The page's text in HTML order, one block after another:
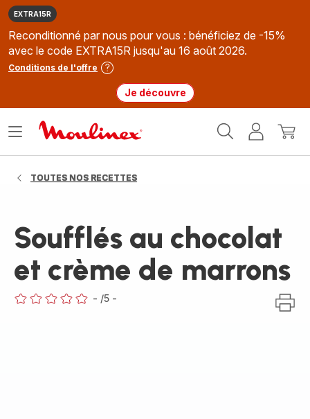
EXTRA15R
Reconditionné par nous pour vous : bénéficiez de -15%
avec le code EXTRA15R jusqu'au 16 août 2026.
Conditions de l'offre
Je découvre
MonMon
Ouvrir
TOUTES NOS RECETTES
Soufflés au chocolat
et crème de marrons
- /5 -